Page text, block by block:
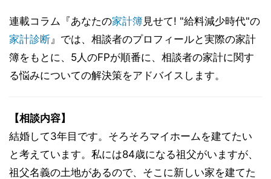
連載コラム『あなたの家計簿見せて! "給料減少時代"の
家計診断』では、相談者のプロフィールと実際の家計
簿をもとに、5人のFPが順番に、相談者の家計に関す
る悩みについての解決策をアドバイスします。
【相談内容】
結婚して3年目です。そろそろマイホームを建てたい
と考えています。私には84歳になる祖父がいますが、
祖父名義の土地があるので、そこに新しい家を建てた